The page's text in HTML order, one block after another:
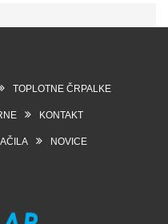
TOPLOTNE ČRPALKE
KONTAKT
NOVICE